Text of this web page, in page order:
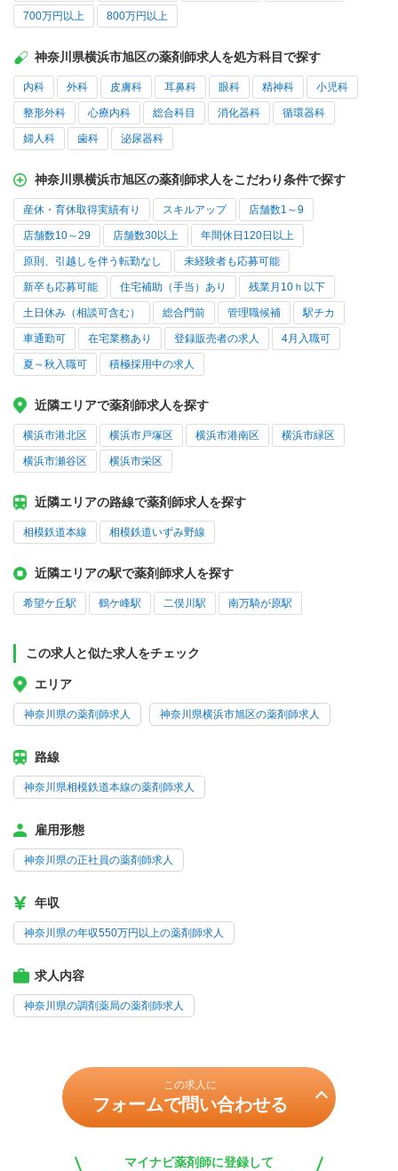
700万円以上 800万円以上
神奈川県横浜市旭区の薬剤師求人を処方科目で探す
内科 外科 皮膚科 耳鼻科 眼科 精神科 小児科
整形外科 心療内科 総合科目 消化器科 循環器科
婦人科 歯科 泌尿器科
神奈川県横浜市旭区の薬剤師求人をこだわり条件で探す
産休・育休取得実績有り スキルアップ 店舗数1～9
店舗数10～29 店舗数30以上 年間休日120日以上
原則、引越しを伴う転勤なし 未経験者も応募可能
新卒も応募可能 住宅補助（手当）あり 残業月10ｈ以下
土日休み（相談可含む） 総合門前 管理職候補 駅チカ
車通勤可 在宅業務あり 登録販売者の求人 4月入職可
夏～秋入職可 積極採用中の求人
近隣エリアで薬剤師求人を探す
横浜市港北区 横浜市戸塚区 横浜市港南区 横浜市緑区
横浜市瀬谷区 横浜市栄区
近隣エリアの路線で薬剤師求人を探す
相模鉄道本線 相模鉄道いずみ野線
近隣エリアの駅で薬剤師求人を探す
希望ケ丘駅 鶴ケ峰駅 二俣川駅 南万騎が原駅
この求人と似た求人をチェック
エリア
神奈川県の薬剤師求人 神奈川県横浜市旭区の薬剤師求人
路線
神奈川県相模鉄道本線の薬剤師求人
雇用形態
神奈川県の正社員の薬剤師求人
年収
神奈川県の年収550万円以上の薬剤師求人
求人内容
神奈川県の調剤薬局の薬剤師求人
この求人に
フォームで問い合わせる
マイナビ薬剤師に登録して